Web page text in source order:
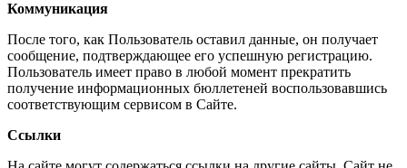
Коммуникация
После того, как Пользователь оставил данные, он получает
сообщение, подтверждающее его успешную регистрацию.
Пользователь имеет право в любой момент прекратить
получение информационных бюллетеней воспользовавшись
соответствующим сервисом в Сайте.
Ссылки